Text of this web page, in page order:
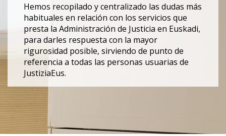
Hemos recopilado y centralizado las dudas más
habituales en relación con los servicios que
presta la Administración de Justicia en Euskadi,
para darles respuesta con la mayor
rigurosidad posible, sirviendo de punto de
referencia a todas las personas usuarias de
JustiziaEus.